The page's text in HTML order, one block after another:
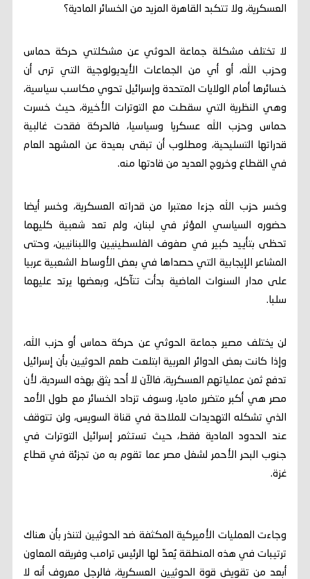
العسكرية، ولا تتكبد القاهرة المزيد من الخسائر المادية؟
لا تختلف مشكلة جماعة الحوثي عن مشكلتي حركة حماس
وحزب الله، أو أي من الجماعات الأيديولوجية التي ترى أن
خسائرها أمام الولايات المتحدة وإسرائيل تحوي مكاسب سياسية،
وهي النظرية التي سقطت مع التوترات الأخيرة، حيث خسرت
حماس وحزب الله عسكريا وسياسيا، فالحركة فقدت غالبية
قدراتها التسليحية، ومطلوب أن تبقى بعيدة عن المشهد العام
في القطاع وخروج العديد من قادتها منه.
وخسر حزب الله جزءا معتبرا من قدراته العسكرية، وخسر أيضا
حضوره السياسي المؤثر في لبنان، ولم تعد شعبية كليهما
تحظى بتأييد كبير في صفوف الفلسطينيين واللبنانيين، وحتى
المشاعر الإيجابية التي حصداها في بعض الأوساط الشعبية عربيا
على مدار السنوات الماضية بدأت تتآكل، وبعضها يرتد عليهما
سلبا.
لن يختلف مصير جماعة الحوثي عن حركة حماس أو حزب الله،
وإذا كانت بعض الدوائر العربية ابتلعت طعم الحوثيين بأن إسرائيل
تدفع ثمن عملياتهم العسكرية، فالآن لا أحد يثق بهذه السردية، لأن
مصر هي أكبر متضرر ماديا، وسوف تزداد الخسائر مع طول الأمد
الذي تشكله التهديدات للملاحة في قناة السويس، ولن تتوقف
عند الحدود المادية فقط، حيث تستثمر إسرائيل التوترات في
جنوب البحر الأحمر لشغل مصر عما تقوم به من تجزئة في قطاع
غزة.
وجاءت العمليات الأميركية المكثفة ضد الحوثيين لتنذر بأن هناك
ترتيبات في هذه المنطقة يُعدّ لها الرئيس ترامب وفريقه المعاون
أبعد من تقويض قوة الحوثيين العسكرية، فالرجل معروف أنه لا